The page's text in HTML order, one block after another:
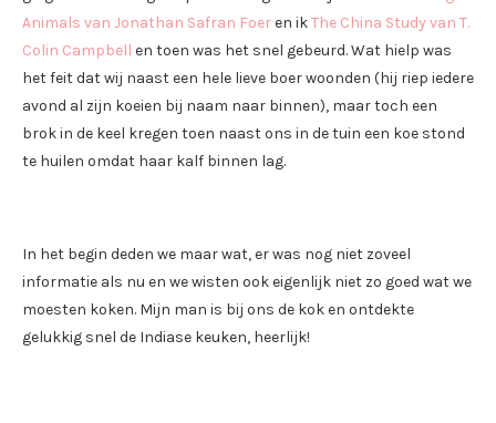
Animals van Jonathan Safran Foeren ikThe China Study van T.
Colin Campbell en toen was het snel gebeurd. Wat hielp was
het feit dat wij naast een hele lieve boer woonden (hij riep iedere
avond al zijn koeien bij naam naar binnen), maar toch een
brok in de keel kregen toen naast ons in de tuin een koe stond
te huilen omdat haar kalf binnen lag.
In het begin deden we maar wat, er was nog niet zoveel
informatie als nu en we wisten ook eigenlijk niet zo goed wat we
moesten koken. Mijn man is bij ons de kok en ontdekte
gelukkig snel de Indiase keuken, heerlijk!